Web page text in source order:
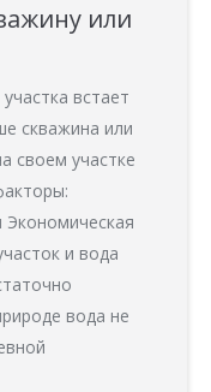
или
встает
скважина или
своем участке
и вода
вода не